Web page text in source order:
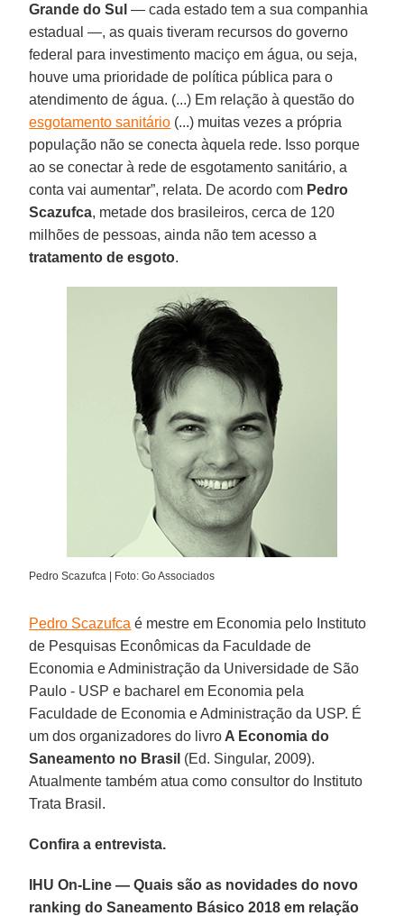
Grande do Sul — cada estado tem a sua companhia
estadual —, as quais tiveram recursos do governo
federal para investimento maciço em água, ou seja,
houve uma prioridade de política pública para o
atendimento de água. (...) Em relação à questão do
esgotamento sanitário (...) muitas vezes a própria
população não se conecta àquela rede. Isso porque
ao se conectar à rede de esgotamento sanitário, a
conta vai aumentar”, relata. De acordo com Pedro
Scazufca, metade dos brasileiros, cerca de 120
milhões de pessoas, ainda não tem acesso a
tratamento de esgoto.
Pedro Scazufca | Foto: Go Associados
Pedro Scazufca é mestre em Economia pelo Instituto
de Pesquisas Econômicas da Faculdade de
Economia e Administração da Universidade de São
Paulo - USP e bacharel em Economia pela
Faculdade de Economia e Administração da USP. É
um dos organizadores do livro A Economia do
Saneamento no Brasil (Ed. Singular, 2009).
Atualmente também atua como consultor do Instituto
Trata Brasil.
Confira a entrevista.
IHU On-Line — Quais são as novidades do novo
ranking do Saneamento Básico 2018 em relação